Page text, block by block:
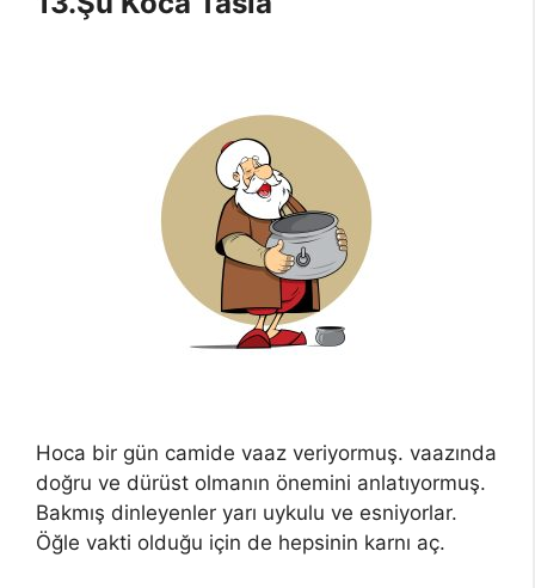
Hoca bir gün camide vaaz veriyormuş. vaazında
doğru ve dürüst olmanın önemini anlatıyormuş.
Bakmış dinleyenler yarı uykulu ve esniyorlar.
Öğle vakti olduğu için de hepsinin karnı aç.